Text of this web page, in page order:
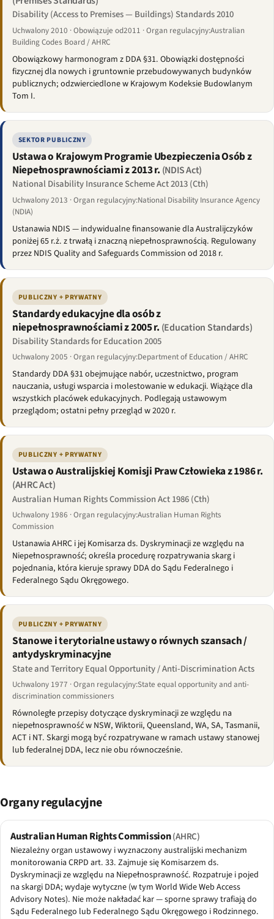
Disability (Access to Premises — Buildings) Standards 2010
Uchwalony 2010 · Obowiązuje od2011 · Organ regulacyjny:Australian
Building Codes Board / AHRC
Obowiązkowy harmonogram z DDA §31. Obowiązki dostępności
fizycznej dla nowych i gruntownie przebudowywanych budynków
publicznych; odzwierciedlone w Krajowym Kodeksie Budowlanym
Tom I.
SEKTOR PUBLICZNY
Ustawa o Krajowym Programie Ubezpieczenia Osób z
Niepełnosprawnościami z 2013 r. (NDIS Act)
National Disability Insurance Scheme Act 2013 (Cth)
Uchwalony 2013 · Organ regulacyjny:National Disability Insurance Agency
(NDIA)
Ustanawia NDIS — indywidualne finansowanie dla Australijczyków
poniżej 65 r.ż. z trwałą i znaczną niepełnosprawnością. Regulowany
przez NDIS Quality and Safeguards Commission od 2018 r.
PUBLICZNY + PRYWATNY
Standardy edukacyjne dla osób z
niepełnosprawnościami z 2005 r. (Education Standards)
Disability Standards for Education 2005
Uchwalony 2005 · Organ regulacyjny:Department of Education / AHRC
Standardy DDA §31 obejmujące nabór, uczestnictwo, program
nauczania, usługi wsparcia i molestowanie w edukacji. Wiążące dla
wszystkich placówek edukacyjnych. Podlegają ustawowym
przeglądom; ostatni pełny przegląd w 2020 r.
PUBLICZNY + PRYWATNY
Ustawa o Australijskiej Komisji Praw Człowieka z 1986 r.
(AHRC Act)
Australian Human Rights Commission Act 1986 (Cth)
Uchwalony 1986 · Organ regulacyjny:Australian Human Rights
Commission
Ustanawia AHRC i jej Komisarza ds. Dyskryminacji ze względu na
Niepełnosprawność; określa procedurę rozpatrywania skarg i
pojednania, która kieruje sprawy DDA do Sądu Federalnego i
Federalnego Sądu Okręgowego.
PUBLICZNY + PRYWATNY
Stanowe i terytorialne ustawy o równych szansach /
antydyskryminacyjne
State and Territory Equal Opportunity / Anti-Discrimination Acts
Uchwalony 1977 · Organ regulacyjny:State equal opportunity and anti-
discrimination commissioners
Równoległe przepisy dotyczące dyskryminacji ze względu na
niepełnosprawność w NSW, Wiktorii, Queensland, WA, SA, Tasmanii,
ACT i NT. Skargi mogą być rozpatrywane w ramach ustawy stanowej
lub federalnej DDA, lecz nie obu równocześnie.
Organy regulacyjne
Australian Human Rights Commission(AHRC)
Niezależny organ ustawowy i wyznaczony australijski mechanizm
monitorowania CRPD art. 33. Zajmuje się Komisarzem ds.
Dyskryminacji ze względu na Niepełnosprawność. Rozpatruje i pojed
na skargi DDA; wydaje wytyczne (w tym World Wide Web Access
Advisory Notes). Nie może nakładać kar — sporne sprawy trafiają do
Sądu Federalnego lub Federalnego Sądu Okręgowego i Rodzinnego.